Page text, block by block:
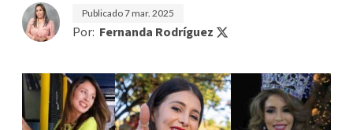
Publicado7 mar. 2025
Por: Fernanda Rodríguez